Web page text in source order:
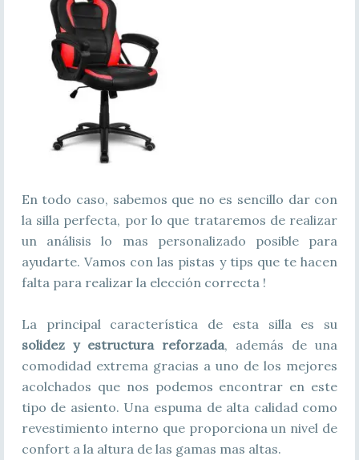
En todo caso, sabemos que no es sencillo dar con
la silla perfecta, por lo que trataremos de realizar
un análisis lo mas personalizado posible para
ayudarte. Vamos con las pistas y tips que te hacen
falta para realizar la elección correcta !
La principal característica de esta silla es su
solidez y estructura reforzada, además de una
comodidad extrema gracias a uno de los mejores
acolchados que nos podemos encontrar en este
tipo de asiento. Una espuma de alta calidad como
revestimiento interno que proporciona un nivel de
confort a la altura de las gamas mas altas.